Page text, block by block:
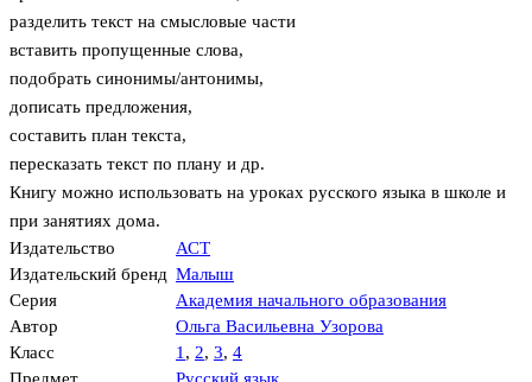
разделить текст на смысловые части
вставить пропущенные слова,
подобрать синонимы/антонимы,
дописать предложения,
составить план текста,
пересказать текст по плану и др.
Книгу можно использовать на уроках русского языка в школе и
при занятиях дома.
Издательство
АСТ
Издательский бренд Малыш
Серия
Академия начального образования
Автор
Ольга Васильевна Узорова
Класс
1, 2, 3, 4